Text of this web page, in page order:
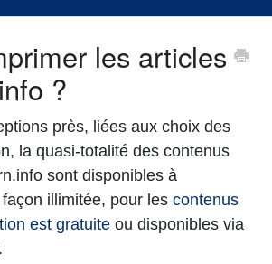
Contact
Tutoriels
Webinaires
Aller sur Cairn.info
les articles
?
près, liées aux choix des
la quasi-totalité des contenus
sont disponibles à
façon illimitée, pour les contenus
est gratuite ou disponibles via